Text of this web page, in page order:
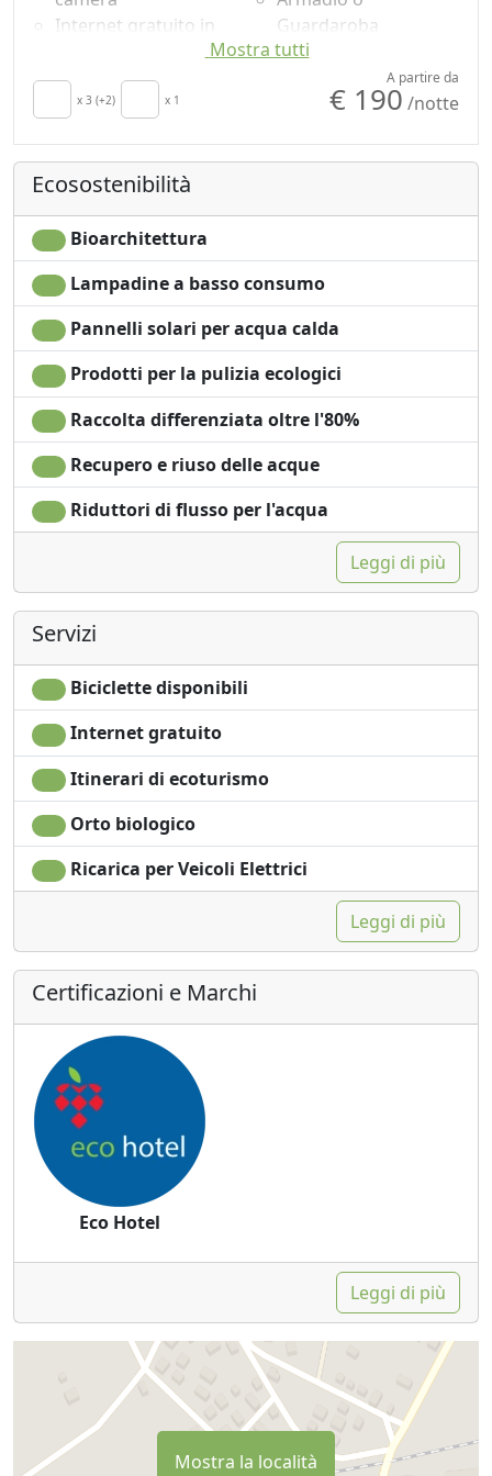
Internet gratuito in
TV in camera
Aria Condizionata
Cucina
Angolo cottura
Asciugacapelli
Soggiorno
Patio
Asciugamani
Guardaroba
Divano letto
Utensili da cucina
Frigorifero
Shampoo plastic-free,
Vista Montagna
Microonde
Mostra tutti
x 3 (+2) x 1
A partire da
€ 190 /notte
Ecosostenibilità
Bioarchitettura
Lampadine a basso consumo
Pannelli solari per acqua calda
Prodotti per la pulizia ecologici
Raccolta differenziata oltre l'80%
Recupero e riuso delle acque
Riduttori di flusso per l'acqua
Leggi di più
Servizi
Biciclette disponibili
Internet gratuito
Itinerari di ecoturismo
Orto biologico
Ricarica per Veicoli Elettrici
Leggi di più
Certificazioni e Marchi
Eco Hotel
Leggi di più
Mostra la località